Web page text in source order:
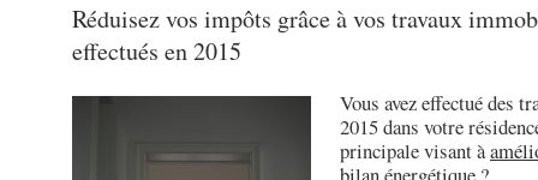
Réduisez vos impôts grâce à vos travaux
effectués en 2015
Vous avez effectué des
2015 dans votre
principale visant à
bilan énergétique ?